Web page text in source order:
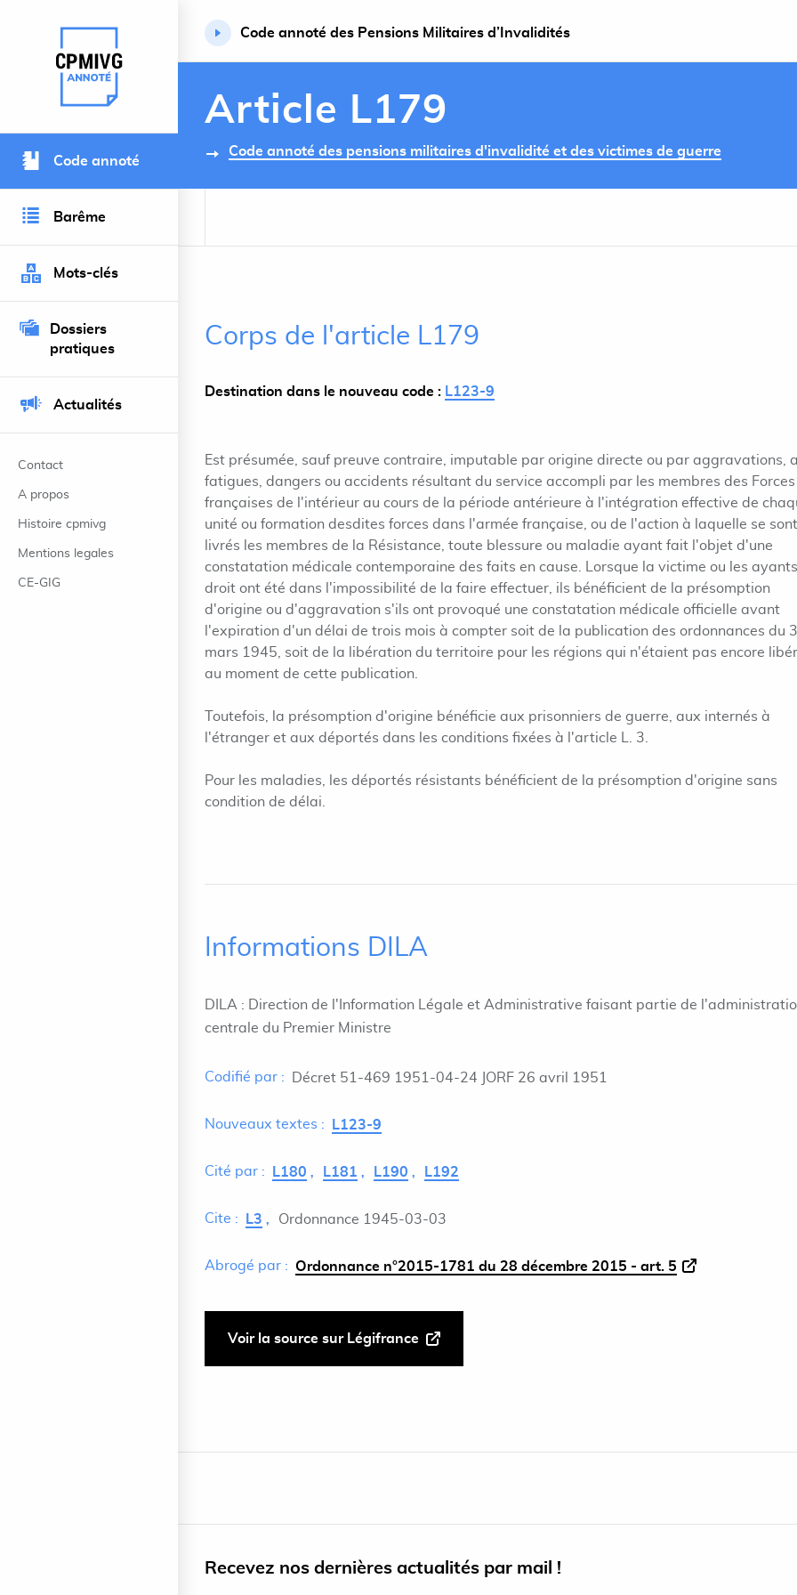
Retour à l’accueil du site
Code annoté
Barême
Mots-clés
Dossiers
pratiques
Actualités
Contact
A propos
Histoire cpmivg
Mentions legales
CE-GIG
Code annoté des Pensions Militaires d’Invalidités
Article L179
Code annoté des pensions militaires d'invalidité et des victimes de guerre
Corps de l'article L179
Destination dans le nouveau code : L123-9
Est présumée, sauf preuve contraire, imputable par origine directe ou par aggravations,
fatigues, dangers ou accidents résultant du service accompli par les membres des Forces
françaises de l'intérieur au cours de la période antérieure à l'intégration effective de
unité ou formation desdites forces dans l'armée française, ou de l'action à laquelle se sont
livrés les membres de la Résistance, toute blessure ou maladie ayant fait l'objet d'une
constatation médicale contemporaine des faits en cause. Lorsque la victime ou les ayants
droit ont été dans l'impossibilité de la faire effectuer, ils bénéficient de la présomption
d'origine ou d'aggravation s'ils ont provoqué une constatation médicale officielle avant
l'expiration d'un délai de trois mois à compter soit de la publication des ordonnances du 3
mars 1945, soit de la libération du territoire pour les régions qui n'étaient pas encore
au moment de cette publication.
Toutefois, la présomption d'origine bénéficie aux prisonniers de guerre, aux internés à
l'étranger et aux déportés dans les conditions fixées à l'article L. 3.
Pour les maladies, les déportés résistants bénéficient de la présomption d'origine sans
condition de délai.
Informations DILA
DILA : Direction de l'Information Légale et Administrative faisant partie de
centrale du Premier Ministre
Codifié par : Décret 51-469 1951-04-24 JORF 26 avril 1951
Nouveaux textes : L123-9
Cité par : L180 L181 L190 L192
Cite : L3 Ordonnance 1945-03-03
Abrogé par : Ordonnance n°2015-1781 du 28 décembre 2015 - art. 5
Voir la source sur Légifrance
Recevez nos dernières actualités par mail !